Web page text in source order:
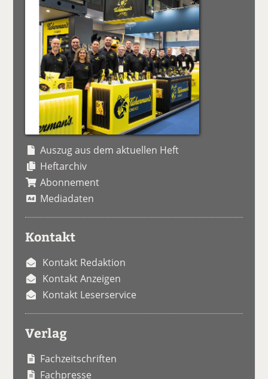
Auszug aus dem aktuellen Heft
Heftarchiv
Abonnement
Mediadaten
Kontakt
Kontakt Redaktion
Kontakt Anzeigen
Kontakt Leserservice
Verlag
Fachzeitschriften
Fachpresse